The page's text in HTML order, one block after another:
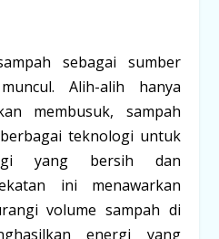
sebagai sumber
Alih-alih hanya
membusuk, sampah
teknologi untuk
yang bersih dan
ini menawarkan
volume sampah di
energi yang